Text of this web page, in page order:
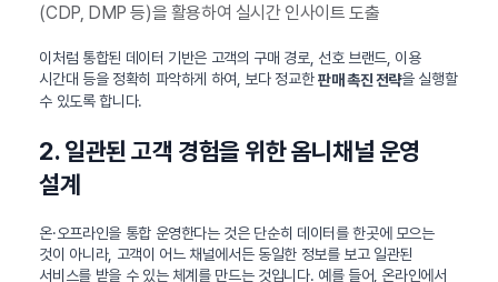
(CDP, DMP 등)을 활용하여 실시간 인사이트 도출
이처럼 통합된 데이터 기반은 고객의 구매 경로, 선호 브랜드, 이용
시간대 등을 정확히 파악하게 하여, 보다 정교한판매 촉진 전략을 실행할
수 있도록 합니다.
2. 일관된 고객 경험을 위한 옴니채널 운영
설계
온·오프라인을 통합 운영한다는 것은 단순히 데이터를 한곳에 모으는
것이 아니라, 고객이 어느 채널에서든 동일한 정보를 보고 일관된
서비스를 받을 수 있는 체계를 만드는 것입니다. 예를 들어, 온라인에서